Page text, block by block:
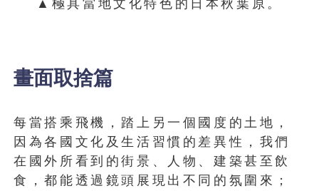
▲極具當地文化特色的日本秋葉原。
畫面取捨篇
每當搭乘飛機，踏上另一個國度的土地，
因為各國文化及生活習慣的差異性，我們
在國外所看到的街景、人物、建築甚至飲
食，都能透過鏡頭展現出不同的氛圍來；